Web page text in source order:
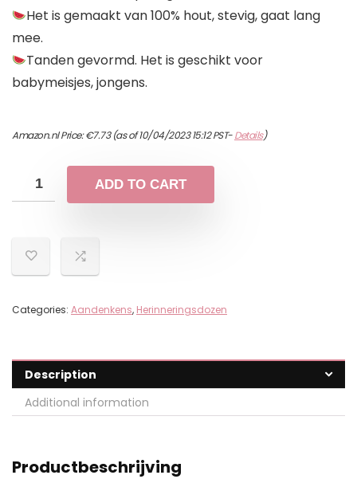
Het is gemaakt van 100% hout, stevig, gaat lang
mee.
Tanden gevormd. Het is geschikt voor
babymeisjes, jongens.
Amazon.nl Price:€7.73(as of 10/04/2023 15:12 PST-Details)
ADD TO CART
Categories: Aandenkens, Herinneringsdozen
Description
Additional information
Productbeschrijving